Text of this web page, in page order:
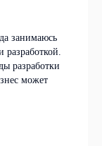
занимаюсь
разработки
может